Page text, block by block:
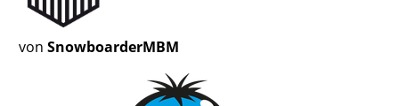
von SnowboarderMBM